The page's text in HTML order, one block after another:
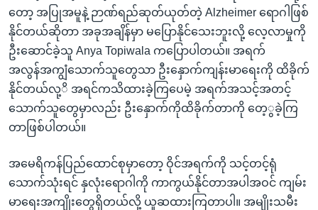
တော့ အပြုအမူနဲ့ ဉာဏ်ရည်ဆုတ်ယုတ်တဲ့ Alzheimer ရောဂါဖြစ်
နိုင်တယ်ဆိုတာ အခုအချိန်မှာ မပြောနိုင်သေးဘူးလို့ လေ့လာမှုကို
ဦးဆောင်ခဲ့သူ Anya Topiwala ကပြောပါတယ်။ အရက်
အလွန်အကျွံသောက်သူတွေသာ ဦးနှောက်ကျန်းမာရေးကို ထိခိုက်
နိုင်တယ်လု့ိ အရင်ကသိထားခဲ့ကြပေမဲ့ အရက်အသင့်အတင့်
သောက်သူတွေမှာလည်း ဦးနှောက်ကိုထိခိုက်တာကို တေ့ွခဲ့ကြ
တာဖြစ်ပါတယ်။
အမေရိကန်ပြည်ထောင်စုမှာတော့ ဝိုင်အရက်ကို သင့်တင့်ရုံ
သောက်သုံးရင် နှလုံးရောဂါကို ကာကွယ်နိုင်တာအပါအဝင် ကျမ်း
မာရေးအကျိုးတွေရှိတယ်လို့ ယူဆထားကြတာပါ။ အမျိုးသမီး